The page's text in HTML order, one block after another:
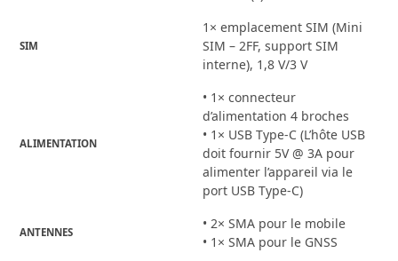
SIM
1× emplacement SIM (Mini
SIM – 2FF, support SIM
interne), 1,8 V/3 V
ALIMENTATION
• 1× connecteur
d’alimentation 4 broches
• 1× USB Type-C (L’hôte USB
doit fournir 5V @ 3A pour
alimenter l’appareil via le
port USB Type-C)
ANTENNES
• 2× SMA pour le mobile
• 1× SMA pour le GNSS